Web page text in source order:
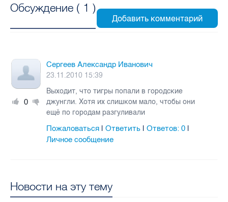
Обсуждение ( 1 )
0
Сергеев Александр Иванович
23.11.2010 15:39
Выходит, что тигры попали в городские
джунгли. Хотя их слишком мало, чтобы они
ещё по городам разгуливали
Пожаловаться |Ответить |Ответов:0
Личное сообщение
Новости на эту тему